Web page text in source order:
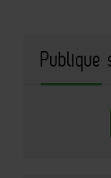
Publique